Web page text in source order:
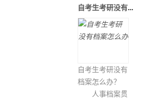
自考生考研没有档案怎么办
自考生考研没有
档案怎么办？
人事档案贯